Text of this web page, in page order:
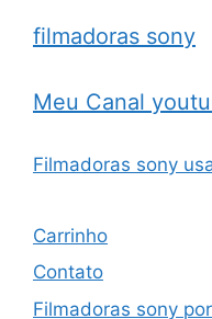
filmadoras sony
Meu Canal
Filmadoras sony
Carrinho
Contato
Filmadoras sony